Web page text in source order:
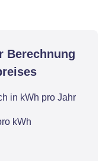
Berechnung
in kWh pro Jahr
kWh